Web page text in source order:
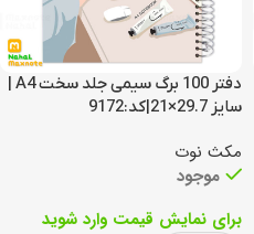
سایز 29.7×21|کد:9172
مکث نوت
موجود
برای نمایش قیمت وارد شوید